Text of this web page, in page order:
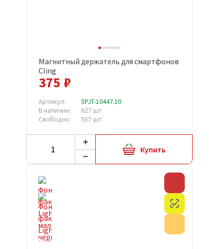
Магнитный держатель для смартфонов
Cling
375 ₽
Артикул:
5PJT-10447.10
В наличии:
627 шт
Свободно:
557 шт
Купить